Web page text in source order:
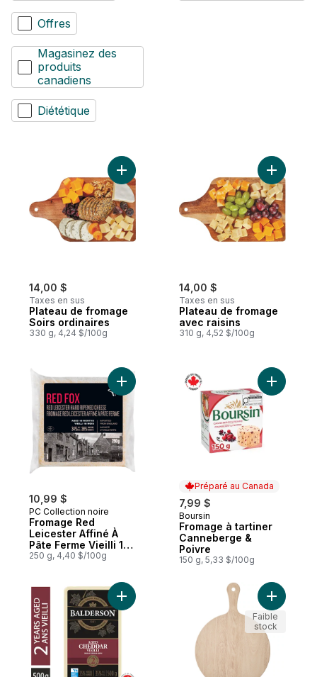
Offres
Magasinez des
produits
canadiens
Diététique
14,00 $
Taxes en sus
Plateau de fromage
Soirs ordinaires
330 g, 4,24 $/100g
Ajouter Plateau de fromage Soirs
14,00 $
Taxes en sus
Plateau de fromage
avec raisins
310 g, 4,52 $/100g
Ajouter
10,99 $
PC Collection noire
Fromage Red
Leicester Affiné À
Pâte Ferme Vieilli 18
Mois
250 g, 4,40 $/100g
Ajouter Fromage Red Leicester Affiné À
Préparé au Canada
7,99 $
Préparé au Canada
Boursin
Fromage à tartiner
Canneberge &
Poivre
150 g, 5,33 $/100g
Ajouter
Ajouter Fromage cheddar vieilli 2 ans. au
Ajouter
Faible
stock